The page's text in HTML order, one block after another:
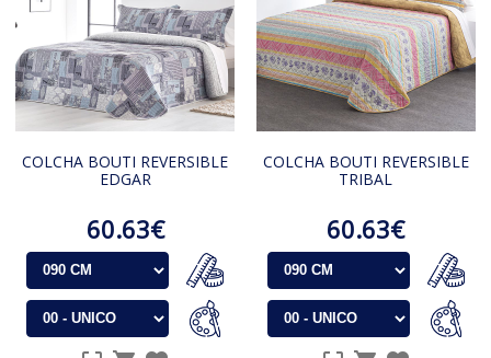
COLCHA BOUTI REVERSIBLE
EDGAR
60.63€
COLCHA BOUTI REVERSIBLE
TRIBAL
60.63€